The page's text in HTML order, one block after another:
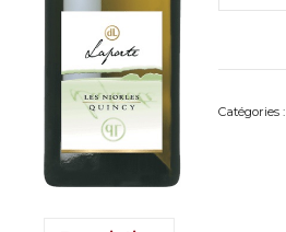
Quincy
Domaine
Catégories :